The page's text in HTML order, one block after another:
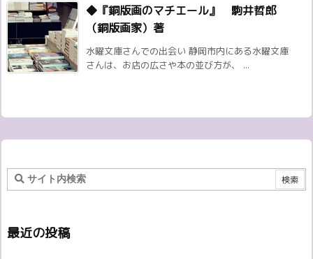
◆『銅版画のマチエール』 駒井哲郎
（銅版画家）著
水曜文庫さんでの出会い 静岡市内にある水曜文庫
さんは、お店の広さや本の並び方が、 ...
最近の投稿